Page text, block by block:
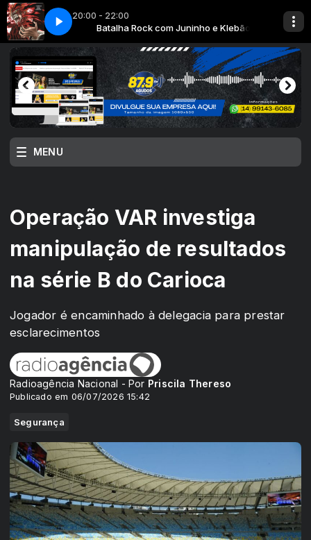
20:00 - 22:00
e Klebão Batalha Rock com Juninho e Klebão
VH BATALHA ROCK
MENU
Operação VAR investiga
manipulação de resultados
na série B do Carioca
Jogador é encaminhado à delegacia para prestar
esclarecimentos
Radioagência Nacional - Por Priscila Thereso
Publicado em 06/07/2026 15:42
Segurança